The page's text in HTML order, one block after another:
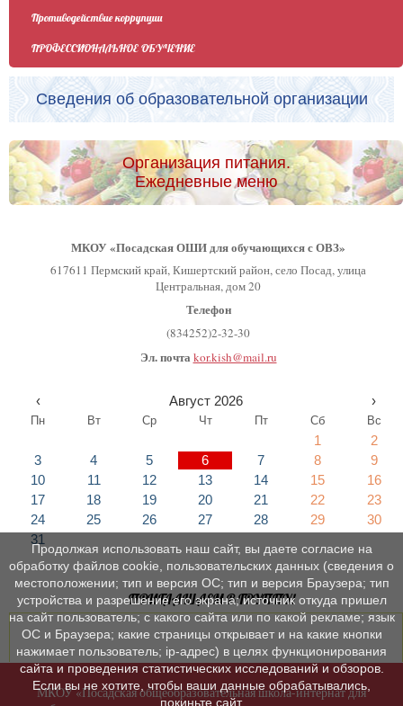
Противодействие коррупции
ПРОФЕССИОНАЛЬНОЕ ОБУЧЕНИЕ
Сведения об образовательной организации
Организация питания.
Ежедневные меню
МКОУ «Посадская ОШИ для обучающихся с ОВЗ»
617611 Пермский край, Кишертский район, село Посад, улица
Центральная, дом 20
Телефон
(834252)2-32-30
Эл. почта kor.kish@mail.ru
‹ Август 2026 ›
Пн Вт Ср Чт Пт Сб Вс
1
2
3
4 5 6 7 8
9
10
11 12 13 14 15
16
17
18 19 20 21 22
23
24
25 26 27 28 29
30
31
ПРИГЛАШАЕМ В ГРУППУ!
МКОУ «Посадская общеобразовательная школа-интернат для
Продолжая использовать наш сайт, вы даете согласие на
обработку файлов cookie, пользовательских данных (сведения о
местоположении; тип и версия ОС; тип и версия Браузера; тип
устройства и разрешение его экрана; источник откуда пришел
на сайт пользователь; с какого сайта или по какой рекламе; язык
ОС и Браузера; какие страницы открывает и на какие кнопки
нажимает пользователь; ip-адрес) в целях функционирования
сайта и проведения статистических исследований и обзоров.
Если вы не хотите, чтобы ваши данные обрабатывались,
покиньте сайт.